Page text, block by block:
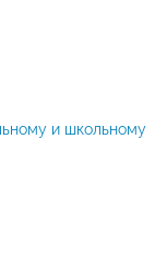
и школьному